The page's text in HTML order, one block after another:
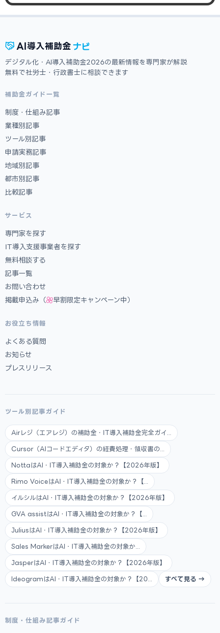
AI 導入補助金 ナビ
デジタル化・AI導入補助金2026の最新情報を専門家が解説
無料で社労士・行政書士に相談できます
補助金ガイド一覧
制度・仕組み記事
業種別記事
ツール別記事
申請実務記事
地域別記事
都市別記事
比較記事
サービス
専門家を探す
IT導入支援事業者を探す
無料相談する
記事一覧
お問い合わせ
掲載申込み（
早割限定キャンペーン中）
お役立ち情報
よくある質問
お知らせ
プレスリリース
ツール別記事ガイド
Airレジ（エアレジ）の補助金・IT導入補助金完全ガイ...
Cursor（AIコードエディタ）の経費処理・領収書の...
NottaはAI・IT導入補助金の対象か？【2026年版】
Rimo VoiceはAI・IT導入補助金の対象か？【...
イルシルはAI・IT導入補助金の対象か？【2026年版】
GVA assistはAI・IT導入補助金の対象か？【...
JuliusはAI・IT導入補助金の対象か？【2026年版】
Sales MarkerはAI・IT導入補助金の対象か...
JasperはAI・IT導入補助金の対象か？【2026年版】
IdeogramはAI・IT導入補助金の対象か？【20... すべて見る →
制度・仕組み記事ガイド